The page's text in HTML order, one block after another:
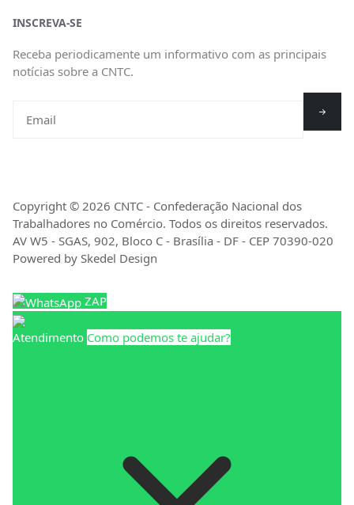
INSCREVA-SE
Receba periodicamente um informativo com as principais
notícias sobre a CNTC.
Copyright © 2026 CNTC - Confederação Nacional dos
Trabalhadores no Comércio. Todos os direitos reservados.
AV W5 - SGAS, 902, Bloco C - Brasília - DF - CEP 70390-020
Powered by Skedel Design
ZAP
Atendimento Como podemos te ajudar?